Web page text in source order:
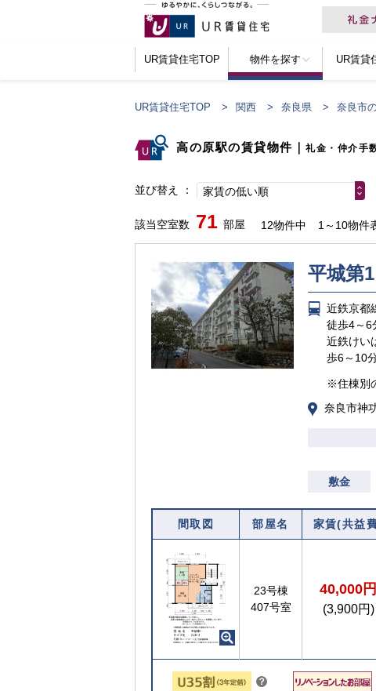
UR賃貸住宅TOP 物件を探す UR賃貸
UR賃貸住宅TOP 関西 奈良県 奈良市
高の原駅の賃貸物件 ｜礼金・仲介手
並び替え 家賃の低い順
該当空室数 71 部屋 12物件中 1～10物件
平城第1
近鉄京都
徒歩4～6
近鉄けい
歩6～10
※住棟別
奈良市神
敷金
間取図 部屋名 家賃(共益
23号棟
407号室
40,000円
(3,900円)
？
【ご入居要件あり】35歳以下の方限定
こちら